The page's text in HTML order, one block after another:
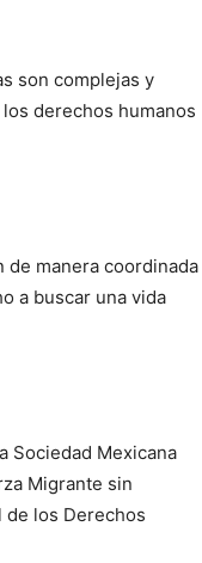
son complejas y
derechos humanos
de manera coordinada
a buscar una vida
Sociedad Mexicana
Migrante sin
de los Derechos